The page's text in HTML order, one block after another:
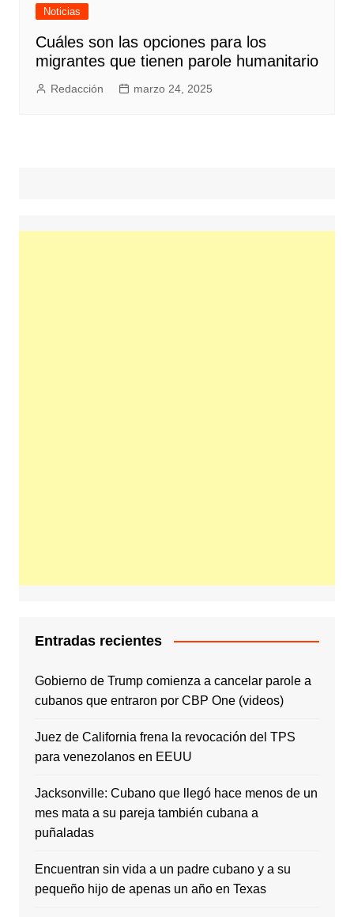
Noticias
Cuáles son las opciones para los
migrantes que tienen parole humanitario
Redacción marzo 24, 2025
Entradas recientes
Gobierno de Trump comienza a cancelar parole a
cubanos que entraron por CBP One (videos)
Juez de California frena la revocación del TPS
para venezolanos en EEUU
Jacksonville: Cubano que llegó hace menos de un
mes mata a su pareja también cubana a
puñaladas
Encuentran sin vida a un padre cubano y a su
pequeño hijo de apenas un año en Texas